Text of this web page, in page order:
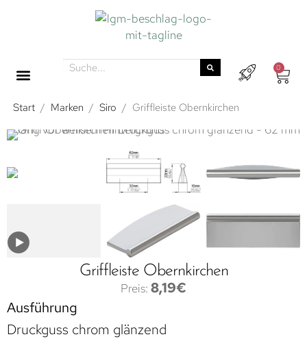
0
Start / Marken / Siro / Griffleiste Obernkirchen
Griffleiste Obernkirchen
8,19€
Ausführung
Druckguss chrom glänzend